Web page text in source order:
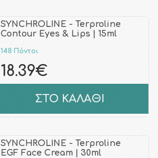
SYNCHROLINE - Terproline
Contour Eyes & Lips | 15ml
148 Πόντοι
18.39€
ΣΤΟ ΚΑΛΑΘΙ
SYNCHROLINE - Terproline
EGF Face Cream | 30ml